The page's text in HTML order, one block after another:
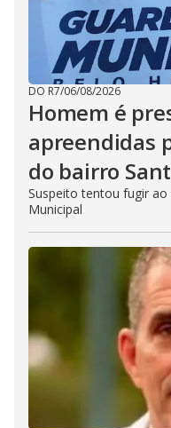
DO R7/06/08/2026
Homem é
apreendidas
do bairro
Suspeito tentou fugir ao
Municipal